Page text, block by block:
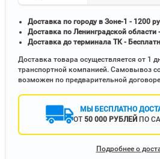
Доставка по городу в Зоне-1 - 1200
Доставка по Ленинградской области
Доставка до терминала ТК -
Доставка товара осуществляется от 1
транспортной компанией. Самовывоз
возможен по предварительной
МЫ БЕСПЛАТНО
ОТ 50 000 РУБЛЕЙ ПО
Подробнее о